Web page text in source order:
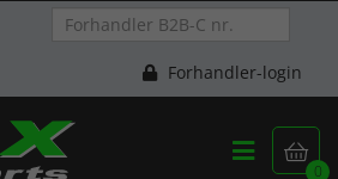
Forhandler-login

0
